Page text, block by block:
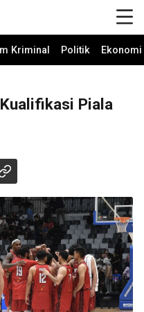
Kriminal Politik
Piala